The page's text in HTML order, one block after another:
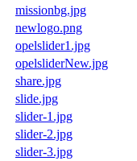
missionbg.jpg
newlogo.png
opelslider1.jpg
opelsliderNew.jpg
share.jpg
slide.jpg
slider-1.jpg
slider-2.jpg
slider-3.jpg